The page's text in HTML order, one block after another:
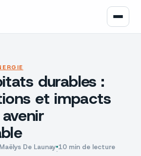
durables :
et impacts
Maëlys De Launay·10 min de lecture